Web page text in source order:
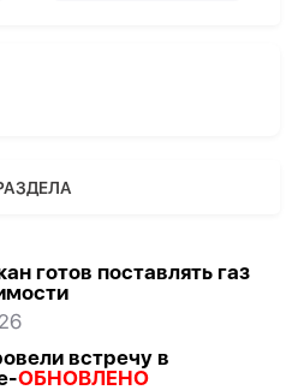
готов поставлять газ
встречу в
ОБНОВЛЕНО